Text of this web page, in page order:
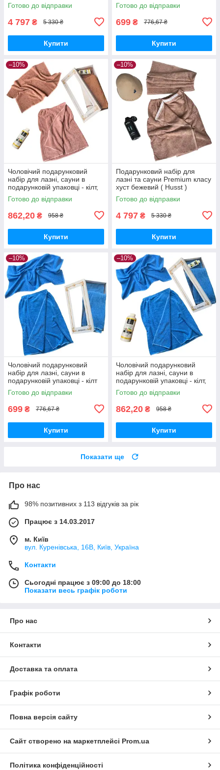
Готово до відправки
4 797 ₴ 5 330 ₴
Купити
400 г/м2 беж
Готово до відправки
699 ₴ 776,67 ₴
Купити
–10%
Чоловічий подарунковий
набір для лазні, сауни в
подарунковій упаковці - кілт,
рушник, ароматизатор махра
400 г/м2 бежевий
Готово до відправки
862,20 ₴ 958 ₴
Купити
–10%
Подарунковий набір для
лазні та сауни Premium класу
хуст бежевий ( Husst )
Готово до відправки
4 797 ₴ 5 330 ₴
Купити
–10%
Чоловічий подарунковий
набір для лазні, сауни в
подарунковій упаковці - кілт
на липучці і рушник махра
400 г/м2 блакитний
Готово до відправки
699 ₴ 776,67 ₴
Купити
–10%
Чоловічий подарунковий
набір для лазні, сауни в
подарунковій упаковці - кілт,
рушник, ароматизатор махра
400 г/м2 блакитний
Готово до відправки
862,20 ₴ 958 ₴
Купити
Показати ще
Про нас
98% позитивних з 113 відгуків за рік
Працює з 14.03.2017
м. Київ
вул. Куренівська, 16В, Київ, Україна
Контакти
Сьогодні працює з 09:00 до 18:00
Показати весь графік роботи
Про нас
Контакти
Доставка та оплата
Графік роботи
Повна версія сайту
Сайт створено на маркетплейсі Prom.ua
Політика конфіденційності